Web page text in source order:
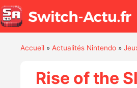
Accueil» Actualités Nintendo»
Rise of the